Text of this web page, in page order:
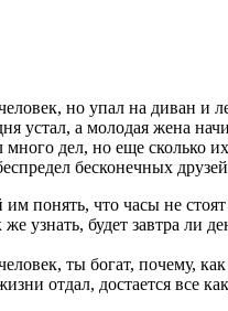
но упал на диван и
устал, а молодая жена
дел, но еще сколько
бесконечных
им понять, что часы не
узнать, будет завтра ли
ты богат, почему,
отдал, достается все